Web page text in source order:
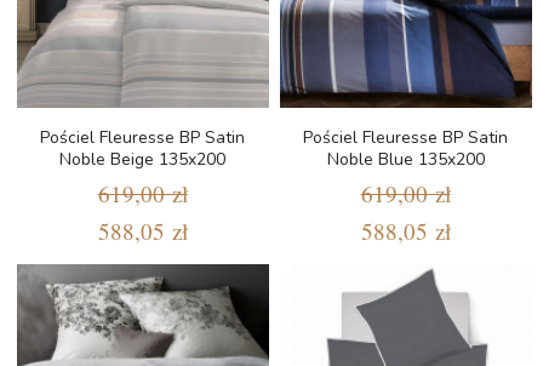
Pościel Fleuresse BP Satin
Noble Beige 135x200
619,00 zł
588,05 zł
Pościel Fleuresse BP Satin
Noble Blue 135x200
619,00 zł
588,05 zł